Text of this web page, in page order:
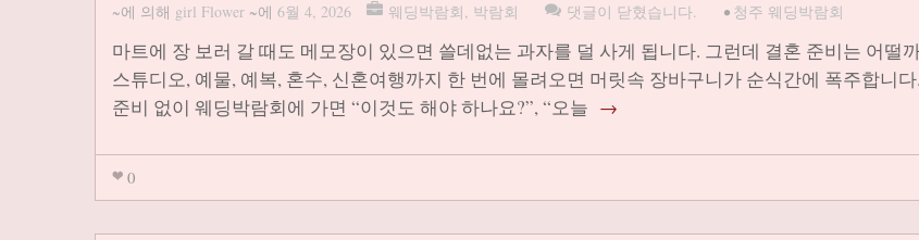
~에 의해 girl Flower ~에 6월 4, 2026 웨딩박람회, 박람회 댓글이 닫혔습니다. • 청주 웨딩박람회
마트에 장 보러 갈 때도 메모장이 있으면 쓸데없는 과자를 덜 사게 됩니다. 그런데 결혼 준비는 어떨
스튜디오, 예물, 예복, 혼수, 신혼여행까지 한 번에 몰려오면 머릿속 장바구니가 순식간에 폭주합니
준비 없이 웨딩박람회에 가면 “이것도 해야 하나요?”, “오늘 →
0